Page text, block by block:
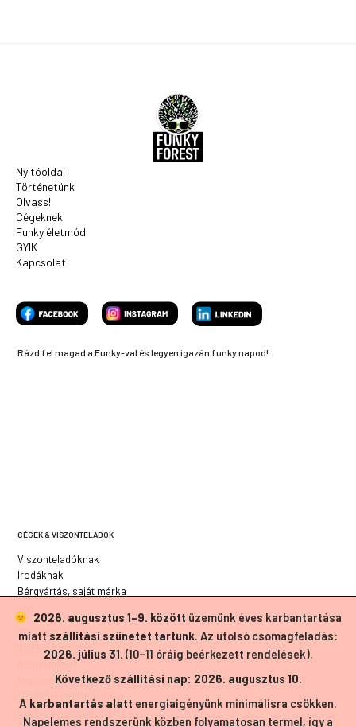
Nyitóoldal
Történetünk
Olvass!
Cégeknek
Funky életmód
GYIK
Kapcsolat
Rázd fel magad a Funky-val és legyen igazán funky napod!
CÉGEK & VISZONTELADÓK
Viszonteladóknak
Irodáknak
Bérgyártás, saját márka
Süti szabályzat
Impresszum
Szállítási információk
Elállás a szerződéstől
2026. augusztus 1–9. között üzemünk éves karbantartása
miatt szállítási szünetet tartunk. Az utolsó csomagfeladás:
2026. július 31. (10–11 óráig beérkezett rendelések).
Következő szállítási nap: 2026. augusztus 10.
A karbantartás alatt energiaigényünk minimálisra csökken.
Napelemes rendszerünk közben folyamatosan termel, így a